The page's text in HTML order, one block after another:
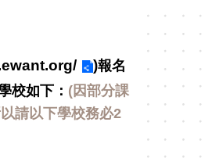
)報名
校如下： (因部分課
請以下學校務必2